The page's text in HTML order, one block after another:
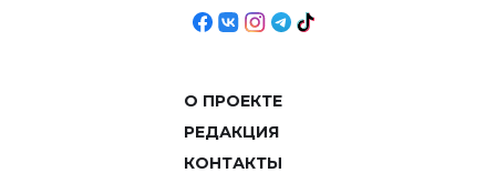
О ПРОЕКТЕ
РЕДАКЦИЯ
КОНТАКТЫ